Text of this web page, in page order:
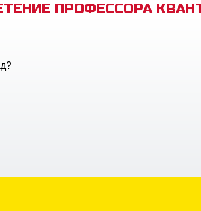
ПРОФЕССОРА